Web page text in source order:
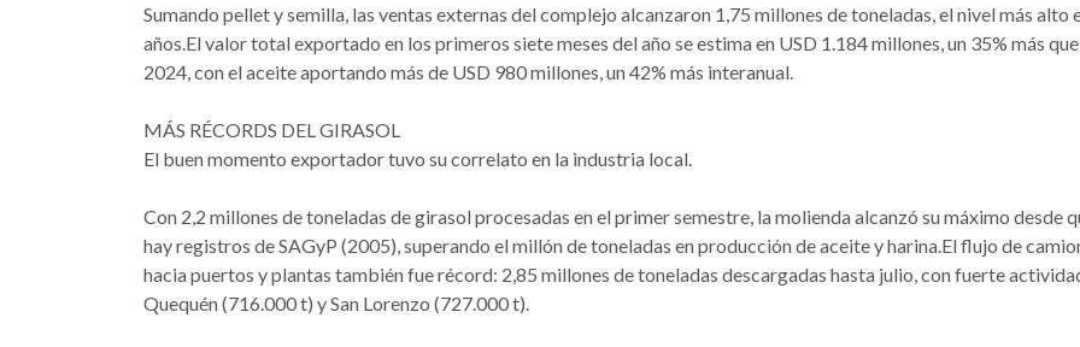
Sumando pellet y semilla, las ventas externas del complejo alcanzaron 1,75 millones de toneladas, el nivel más alto
años.El valor total exportado en los primeros siete meses del año se estima en USD 1.184 millones, un 35% más
2024, con el aceite aportando más de USD 980 millones, un 42% más interanual.
MÁS RÉCORDS DEL GIRASOL
El buen momento exportador tuvo su correlato en la industria local.
Con 2,2 millones de toneladas de girasol procesadas en el primer semestre, la molienda alcanzó su máximo desde
hay registros de SAGyP (2005), superando el millón de toneladas en producción de aceite y harina.El flujo de
hacia puertos y plantas también fue récord: 2,85 millones de toneladas descargadas hasta julio, con fuerte
Quequén (716.000 t) y San Lorenzo (727.000 t).